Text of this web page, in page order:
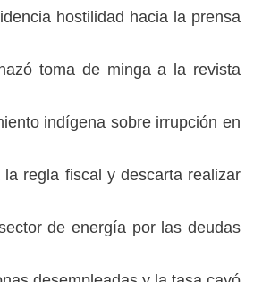
hostilidad hacia la prensa
toma de minga a la revista
indígena sobre irrupción en
regla fiscal y descarta realizar
de energía por las deudas